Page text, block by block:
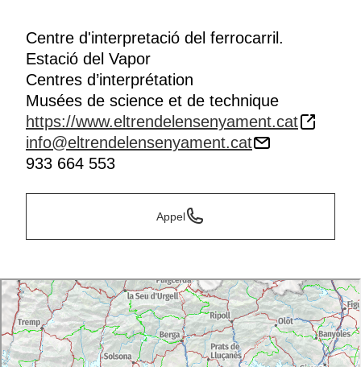
Centre d'interpretació del ferrocarril.
Estació del Vapor
Centres d’interprétation
Musées de science et de technique
https://www.eltrendelensenyament.cat
info@eltrendelensenyament.cat
933 664 553
Appel